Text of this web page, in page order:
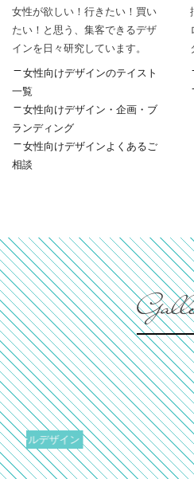
女性が欲しい！行きたい！買い
たい！と思う、集客できるデザ
インを日々研究しています。
女性向けデザインのテイスト
一覧
女性向けデザイン・企画・ブ
ランディング
女性向けデザインよくあるご
相談
イン